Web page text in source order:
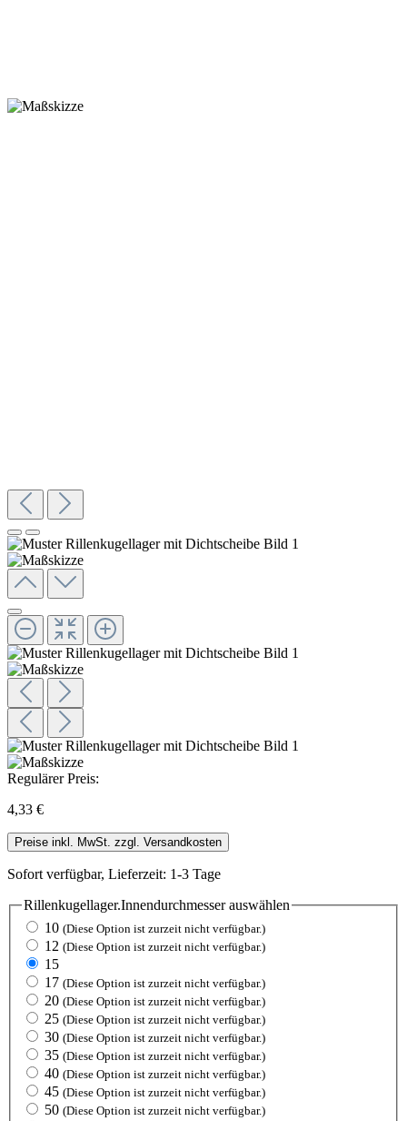
Regulärer Preis:
4,33 €
Preise inkl. MwSt. zzgl. Versandkosten
Sofort verfügbar, Lieferzeit: 1-3 Tage
Rillenkugellager.Innendurchmesserauswählen
10 (Diese Option ist zurzeit nicht verfügbar.)
12 (Diese Option ist zurzeit nicht verfügbar.)
15
17 (Diese Option ist zurzeit nicht verfügbar.)
20 (Diese Option ist zurzeit nicht verfügbar.)
25 (Diese Option ist zurzeit nicht verfügbar.)
30 (Diese Option ist zurzeit nicht verfügbar.)
35 (Diese Option ist zurzeit nicht verfügbar.)
40 (Diese Option ist zurzeit nicht verfügbar.)
45 (Diese Option ist zurzeit nicht verfügbar.)
50 (Diese Option ist zurzeit nicht verfügbar.)